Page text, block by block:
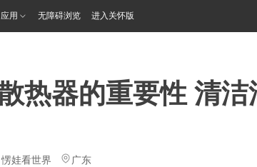
应用 无障碍浏览 进入关怀版
热器的重要性 清
愣娃看世界 广东